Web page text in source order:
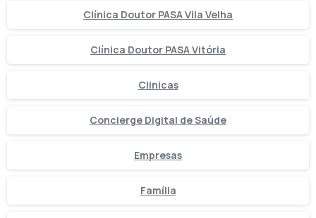
Clínica Doutor PASA Vila Velha
Clínica Doutor PASA Vitória
Clinicas
Concierge Digital de Saúde
Empresas
Família